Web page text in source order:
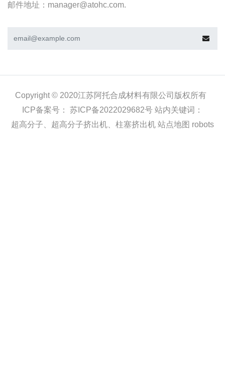
邮件地址：manager@atohc.com.
Copyright © 2020江苏阿托合成材料有限公司 版权所有
ICP备案号： 苏ICP备2022029682号 站内关键词：
超高分子
超高分子挤出机 柱塞挤出机 站点地图 robots